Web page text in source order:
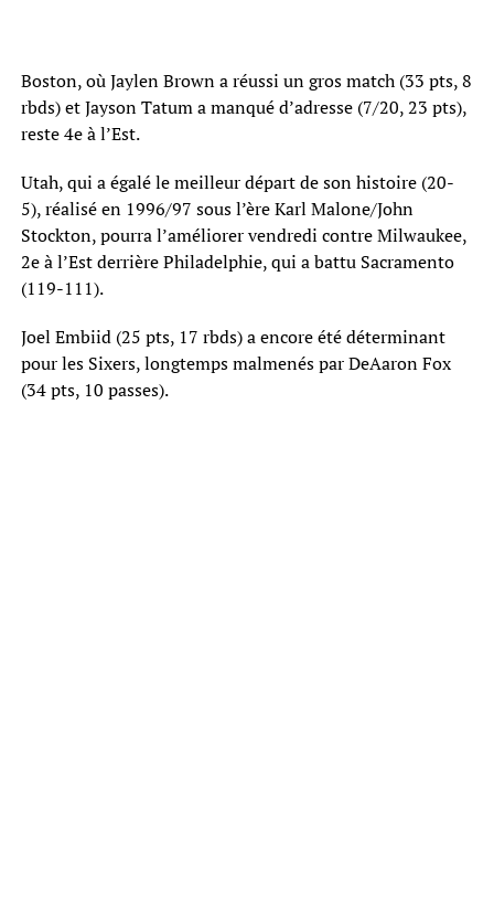
Boston, où Jaylen Brown a réussi un gros match (33 pts, 8
rbds) et Jayson Tatum a manqué d’adresse (7/20, 23 pts),
reste 4e à l’Est.
Utah, qui a égalé le meilleur départ de son histoire (20-
5), réalisé en 1996/97 sous l’ère Karl Malone/John
Stockton, pourra l’améliorer vendredi contre Milwaukee,
2e à l’Est derrière Philadelphie, qui a battu Sacramento
(119-111).
Joel Embiid (25 pts, 17 rbds) a encore été déterminant
pour les Sixers, longtemps malmenés par DeAaron Fox
(34 pts, 10 passes).